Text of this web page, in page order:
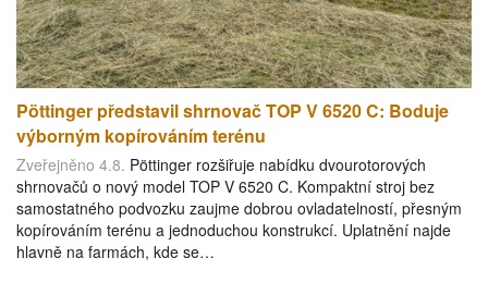
Pöttinger představil shrnovač TOP V 6520 C: Boduje
výborným kopírováním terénu
Zveřejněno 4.8. Pöttinger rozšiřuje nabídku dvourotorových
shrnovačů o nový model TOP V 6520 C. Kompaktní stroj bez
samostatného podvozku zaujme dobrou ovladatelností, přesným
kopírováním terénu a jednoduchou konstrukcí. Uplatnění najde
hlavně na farmách, kde se…